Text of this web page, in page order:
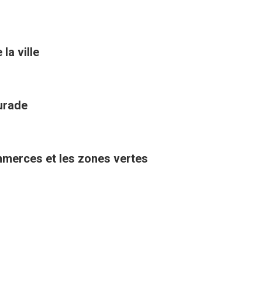
la ville
et les zones vertes